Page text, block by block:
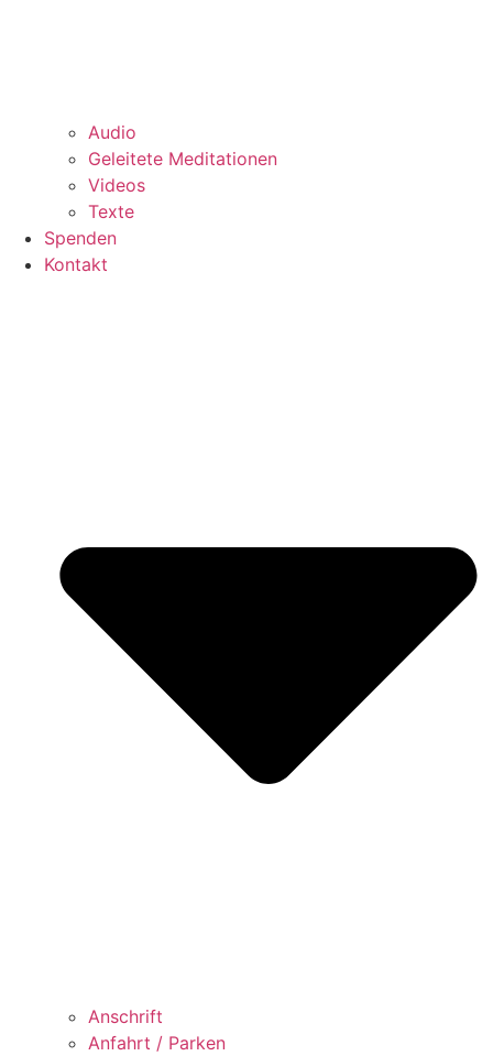
Audio
Geleitete Meditationen
Videos
Texte
Spenden
Kontakt
Anschrift
Anfahrt / Parken